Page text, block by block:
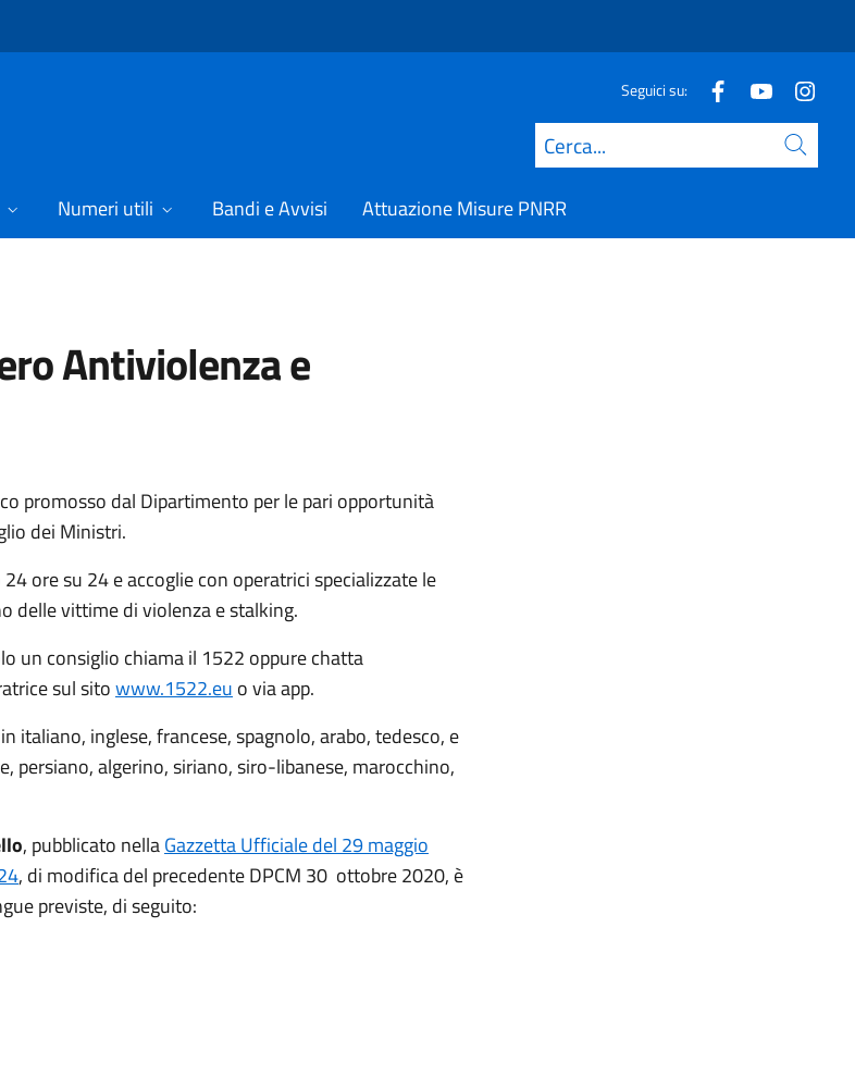
Seguici su:
Cerca
Numeri utili Bandi e Avvisi Attuazione Misure PNRR
Antiviolenza e
promosso dal Dipartimento per le pari opportunità
dei Ministri.
ore su 24 e accoglie con operatrici specializzate le
delle vittime di violenza e stalking.
un consiglio chiama il 1522 oppure chatta
sul sitowww.1522.eu o via app.
italiano, inglese, francese, spagnolo, arabo, tedesco, e
persiano, algerino, siriano, siro-libanese, marocchino,
, pubblicato nellaGazzetta Ufficiale del 29 maggio
, di modifica del precedente DPCM 30 ottobre 2020, è
previste, di seguito: